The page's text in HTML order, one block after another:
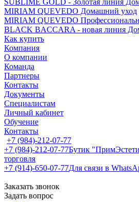
SUBLIME GOLD - Золотая линия
MIRIAM QUEVEDO Домашний уход
MIRIAM QUEVEDO
BLACK BACCARA - новая линия
Как купить
Компания
О компании
Команда
Партнеры
Контакты
Документы
Специалистам
Личный кабинет
Обучение
Контакты
+7 (984)-212-07-77
+7 (984)-212-07-77Бутик
торговля
+7 (914)-650-07-77Для связи в
Заказать звонок
Задать вопрос